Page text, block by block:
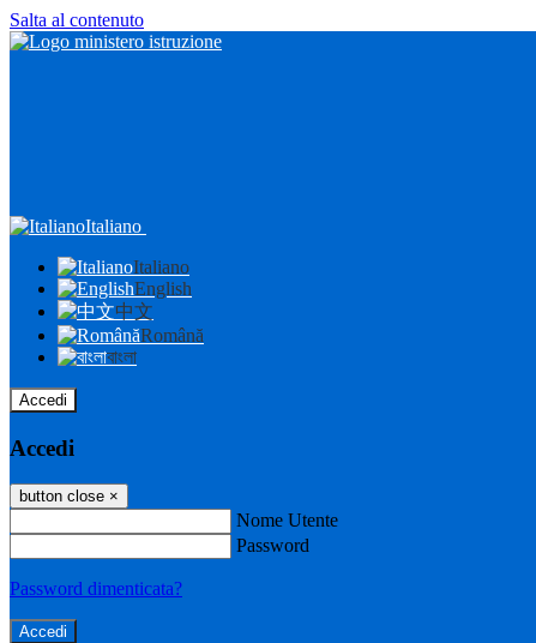
Salta al contenuto
Italiano
Italiano
English
中文
Română
বাংলা
Accedi
Accedi
button close ×
Nome Utente
Password
Password dimenticata?